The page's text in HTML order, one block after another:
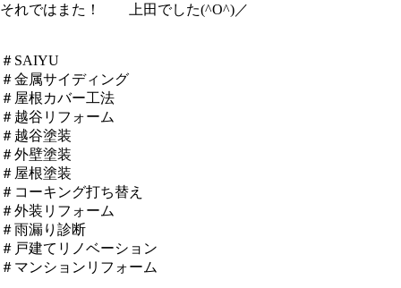
それではまた！ 上田でした(^O^)／
＃SAIYU
＃金属サイディング
＃屋根カバー工法
＃越谷リフォーム
＃越谷塗装
＃外壁塗装
＃屋根塗装
＃コーキング打ち替え
＃外装リフォーム
＃雨漏り診断
＃戸建てリノベーション
＃マンションリフォーム